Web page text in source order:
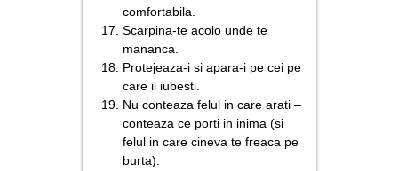
comfortabila.
Scarpina-te acolo unde te
mananca.
Protejeaza-i si apara-i pe cei pe
care ii iubesti.
Nu conteaza felul in care arati –
conteaza ce porti in inima (si
felul in care cineva te freaca pe
burta).